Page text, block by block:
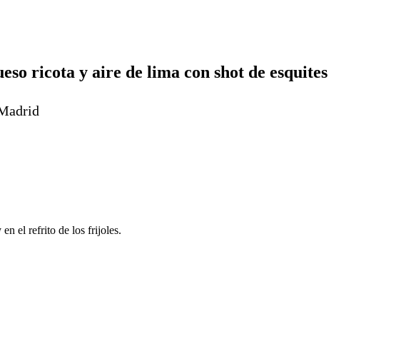
ricota y aire de lima con shot de esquites
en el refrito de los frijoles.